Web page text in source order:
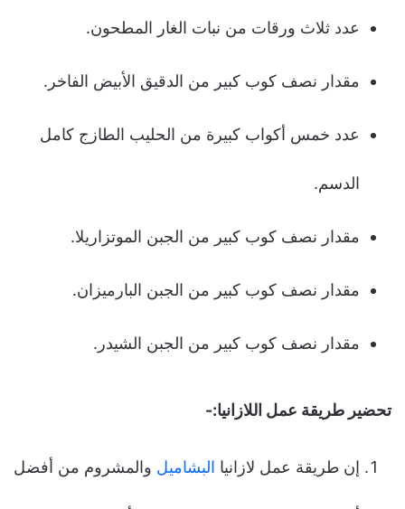
عدد ثلاث ورقات من نبات الغار المطحون.
مقدار نصف كوب كبير من الدقيق الأبيض الفاخر.
عدد خمس أكواب كبيرة من الحليب الطازج كامل
الدسم.
مقدار نصف كوب كبير من الجبن الموتزاريلا.
مقدار نصف كوب كبير من الجبن البارميزان.
مقدار نصف كوب كبير من الجبن الشيدر.
تحضير طريقة عمل اللازانيا:-
إن طريقة عمل لازانيا البشاميل والمشروم من أفضل